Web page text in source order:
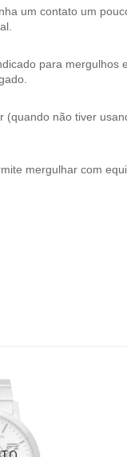
um contato um
para mergulhos
(quando não tiver
mergulhar com